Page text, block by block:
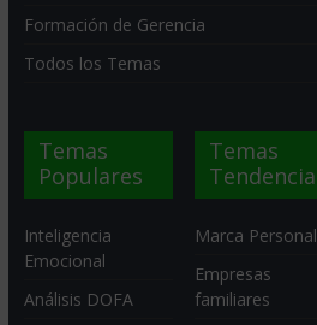
Formación de Gerencia
Todos los Temas
Temas
Populares
Inteligencia
Emocional
Análisis DOFA
Temas
Tendencia
Marca Personal
Empresas
familiares